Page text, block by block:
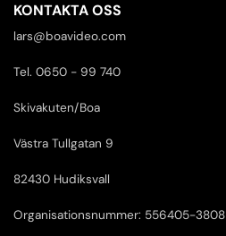
KONTAKTA OSS
lars@boavideo.com
Tel. 0650 - 99 740
Skivakuten/Boa
Västra Tullgatan 9
82430 Hudiksvall
Organisationsnummer: 556405-3808